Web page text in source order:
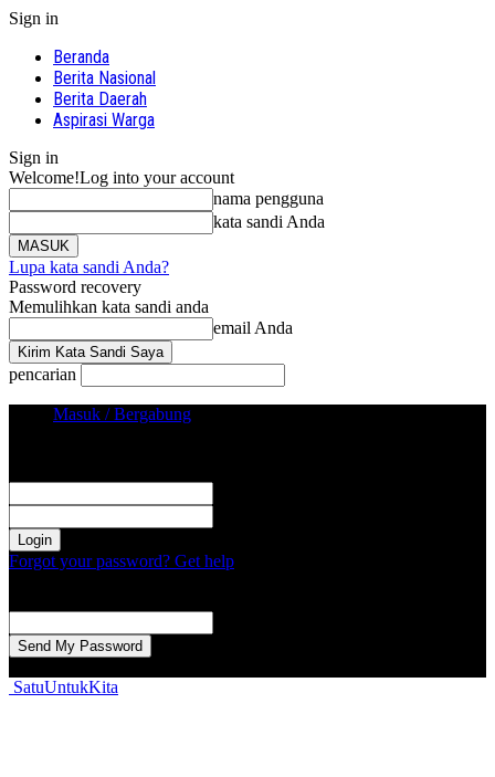
Sign in
Beranda
Berita Nasional
Berita Daerah
Aspirasi Warga
Sign in
Welcome!Log into your account
nama pengguna
kata sandi Anda
Lupa kata sandi Anda?
Password recovery
Memulihkan kata sandi anda
email Anda
pencarian
Masuk / Bergabung
Forgot your password? Get help
SatuUntukKita